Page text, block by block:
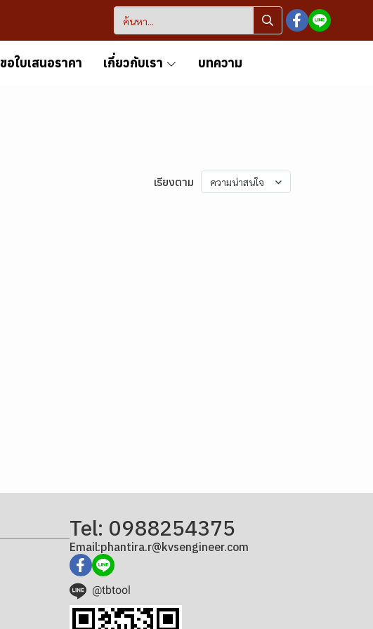
ขอใบเสนอราคา เกี่ยวกับเรา บทความ
เรียงตาม ความน่าสนใจ
Tel: 0988254375
Email:phantira.r@kvsengineer.com
@tbtool